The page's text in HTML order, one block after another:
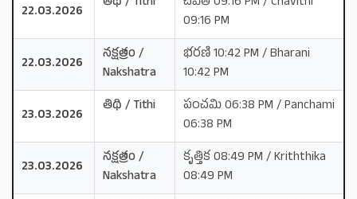
22.03.2026
09:16 PM
22.03.2026
నక్షత్రం /
Nakshatra
భరణి 10:42 PM / Bharani
10:42 PM
23.03.2026
తిథి / Tithi
పంచమి 06:38 PM / Panchami
06:38 PM
23.03.2026
నక్షత్రం /
Nakshatra
కృత్తిక 08:49 PM / Kriththika
08:49 PM